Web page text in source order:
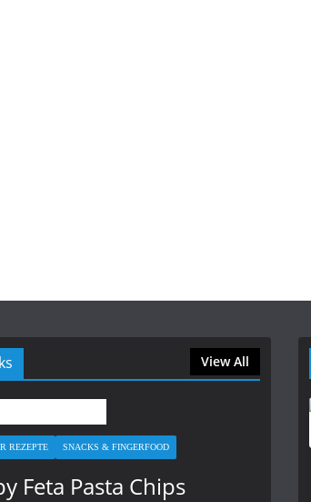
View All
REZEPTE SNACKS & FINGERFOOD
Feta Pasta Chips